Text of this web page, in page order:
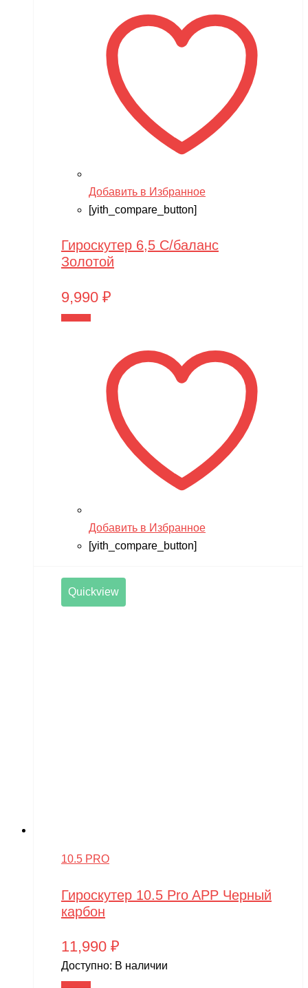
Добавить в Избранное
[yith_compare_button]
Гироскутер 6,5 С/баланс
Золотой
9,990 ₽
Добавить в Избранное
[yith_compare_button]
Quickview
10.5 PRO
Гироскутер 10.5 Pro APP Черный
карбон
11,990 ₽
Доступно: В наличии